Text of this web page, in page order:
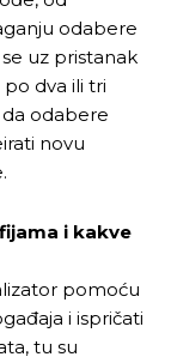
odabere
uz pristanak
dva ili tri
odabere
novu
i kakve
pomoću
i ispričati
tu su